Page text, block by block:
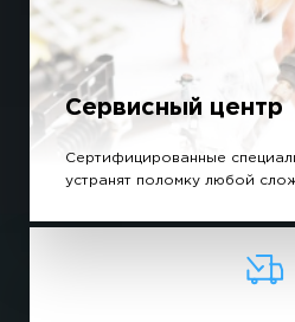
Сервисный центр
Сертифицированные
устранят поломку любой